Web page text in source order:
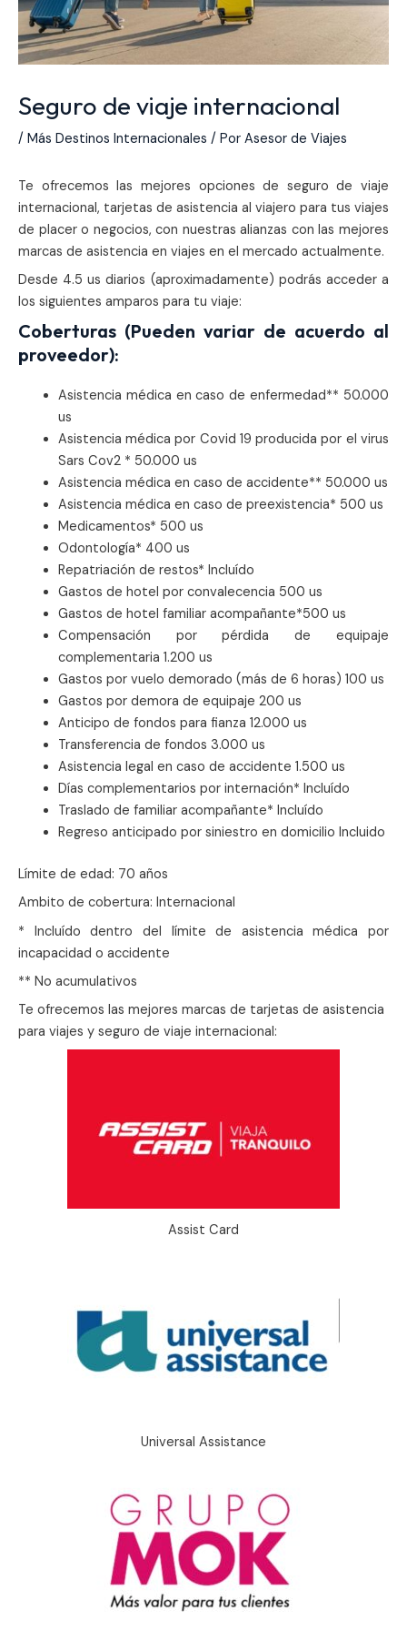
Seguro de viaje internacional
/ Más Destinos Internacionales / Por Asesor de Viajes
Te ofrecemos las mejores opciones de seguro de viaje
internacional, tarjetas de asistencia al viajero para tus viajes
de placer o negocios, con nuestras alianzas con las mejores
marcas de asistencia en viajes en el mercado actualmente.
Desde 4.5 us diarios (aproximadamente) podrás acceder a
los siguientes amparos para tu viaje:
Coberturas (Pueden variar de acuerdo al
proveedor):
Asistencia médica en caso de enfermedad** 50.000
us
Asistencia médica por Covid 19 producida por el virus
Sars Cov2 * 50.000 us
Asistencia médica en caso de accidente** 50.000 us
Asistencia médica en caso de preexistencia* 500 us
Medicamentos* 500 us
Odontología* 400 us
Repatriación de restos* Incluído
Gastos de hotel por convalecencia 500 us
Gastos de hotel familiar acompañante*500 us
Compensación por pérdida de equipaje
complementaria 1.200 us
Gastos por vuelo demorado (más de 6 horas) 100 us
Gastos por demora de equipaje 200 us
Anticipo de fondos para fianza 12.000 us
Transferencia de fondos 3.000 us
Asistencia legal en caso de accidente 1.500 us
Días complementarios por internación* Incluído
Traslado de familiar acompañante* Incluído
Regreso anticipado por siniestro en domicilio Incluido
Límite de edad: 70 años
Ambito de cobertura: Internacional
* Incluído dentro del límite de asistencia médica por
incapacidad o accidente
** No acumulativos
Te ofrecemos las mejores marcas de tarjetas de asistencia
para viajes y seguro de viaje internacional:
Assist Card
Universal Assistance